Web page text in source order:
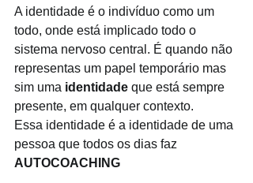
A identidade é o indivíduo como um
todo, onde está implicado todo o
sistema nervoso central. É quando não
representas um papel temporário mas
sim uma identidade que está sempre
presente, em qualquer contexto.
Essa identidade é a identidade de uma
pessoa que todos os dias faz
AUTOCOACHING